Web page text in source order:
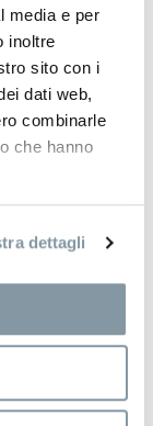
media e per
inoltre
sito con i
dati web,
combinarle
che hanno
dettagli